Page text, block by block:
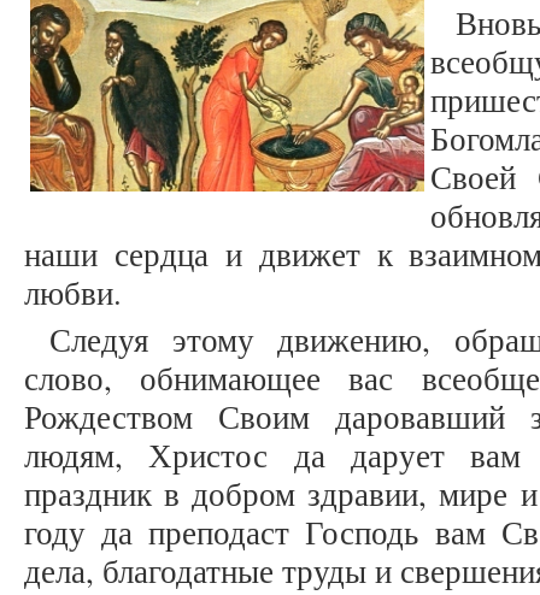
Своей
наши сердца и движет к
любви.
Следуя этому движению,
слово, обнимающее вас
Рождеством Своим даровавший
людям, Христос да дарует вам
праздник в добром здравии,
году да преподаст Господь вам
дела, благодатные труды и